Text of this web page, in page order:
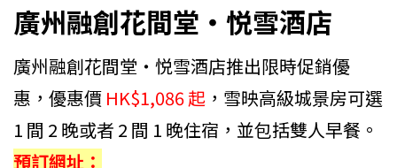
廣州融創花間堂・悦雪酒店
廣州融創花間堂・悦雪酒店推出限時促銷優
惠，優惠價 HK$1,086 起 ，雪映高級城景房可選
1 間 2 晚或者 2 間 1 晚住宿，並包括雙人早餐。
預訂網址：